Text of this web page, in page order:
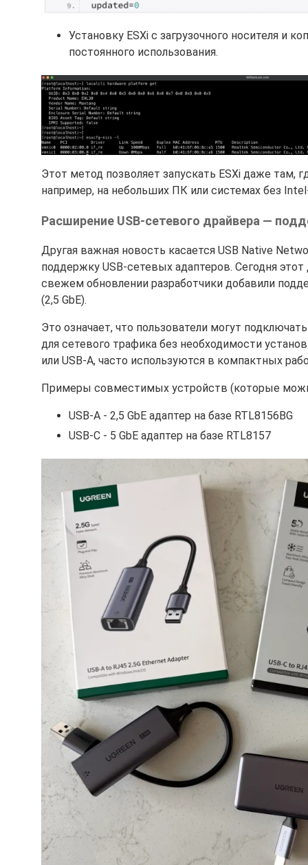
Установку ESXi с загрузочного носителя и
постоянного использования.
Этот метод позволяет запускать ESXi даже там,
например, на небольших ПК или системах без
Расширение USB-сетевого драйвера —
Другая важная новость касается USB Native
поддержку USB-сетевых адаптеров. Сегодня
свежем обновлении разработчики добавили
(2,5 GbE).
Это означает, что пользователи могут
для сетевого трафика без необходимости
или USB-A, часто используются в компактных
Примеры совместимых устройств (которые
USB-A - 2,5 GbE адаптер на базе RTL8156BG
USB-C - 5 GbE адаптер на базе RTL8157